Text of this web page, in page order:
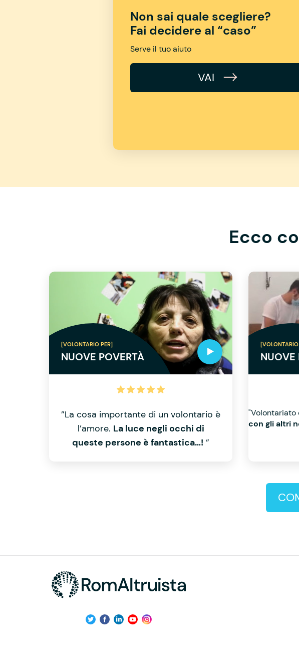
Non sai quale scegliere?
Fai decidere al “caso”
Serve il tuo aiuto
VAI
Ecco
[VOLONTARIO PER]
NUOVE POVERTÀ
”La cosa importante di un volontario è
l’amore. La luce negli occhi di
queste persone è fantastica…! ”
[VOLONTARIO
NUOVE
"Volontariato
con gli altri